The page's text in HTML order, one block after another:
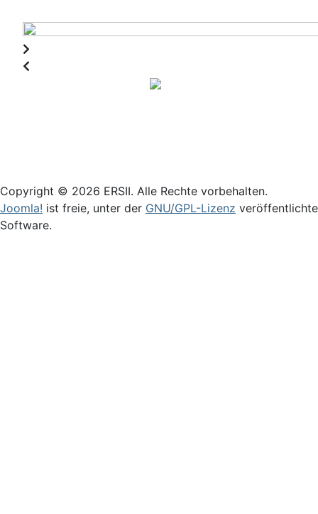
Copyright © 2026 ERSII. Alle Rechte vorbehalten.
Joomla! ist freie, unter der GNU/GPL-Lizenz veröffentlichte
Software.